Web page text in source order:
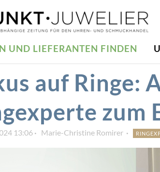
UND LIEFERANTEN FINDEN
auf Ringe:
zum
13:06 Marie-Christine Romirer